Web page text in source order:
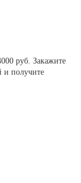
руб. Закажите
и получите